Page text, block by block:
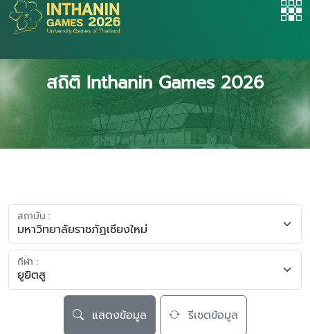
สถิติ Inthanin Games 2026
สถาบัน :
กีฬา :
แสดงข้อมูล รีเซตข้อมูล